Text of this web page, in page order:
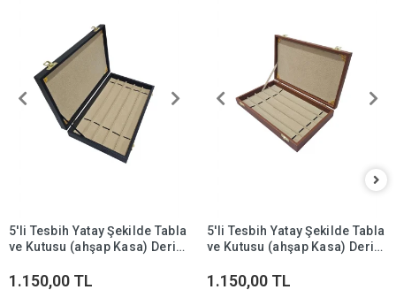
5'li Tesbih Yatay Şekilde Tabla
ve Kutusu (ahşap Kasa) Deri
1.150,00 TL
5'li Tesbih Yatay Şekilde Tabla
ve Kutusu (ahşap Kasa) Deri
1.150,00 TL